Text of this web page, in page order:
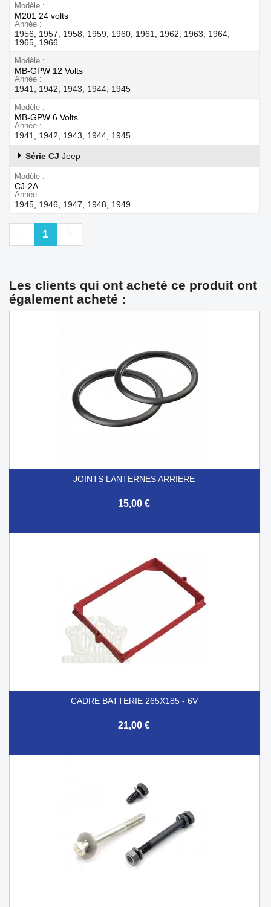
Modèle
M201 24 volts
Année
1956, 1957, 1958, 1959, 1960, 1961, 1962, 1963, 1964,
1965, 1966
Modèle
MB-GPW 12 Volts
Année
1941, 1942, 1943, 1944, 1945
Modèle
MB-GPW 6 Volts
Année
1941, 1942, 1943, 1944, 1945
Série CJ Jeep
Modèle
CJ-2A
Année
1945, 1946, 1947, 1948, 1949
Précédent
1
Les clients qui ont acheté ce produit ont
également acheté :
JOINTS LANTERNES ARRIERE
15,00 €
CADRE BATTERIE 265X185 - 6V
21,00 €